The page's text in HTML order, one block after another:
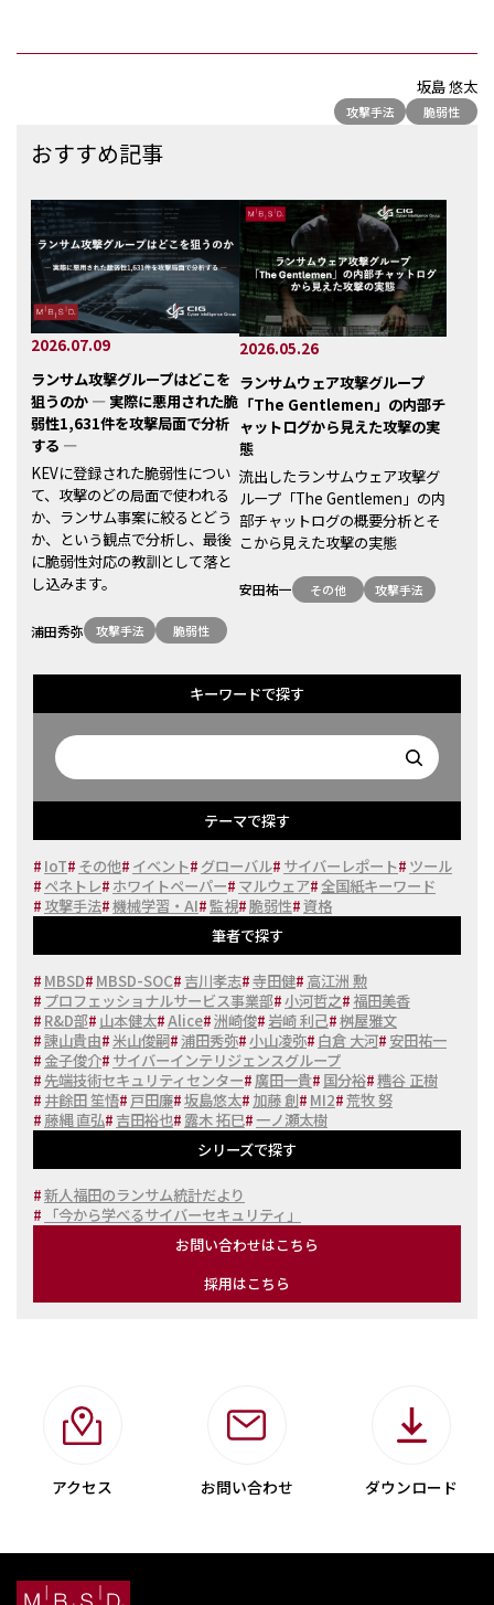
坂島 悠太
攻撃手法 脆弱性
おすすめ記事
2026.07.09
ランサム攻撃グループはどこを
狙うのか ― 実際に悪用された脆
弱性1,631件を攻撃局面で分析
する ―
KEVに登録された脆弱性につい
て、攻撃のどの局面で使われる
か、ランサム事案に絞るとどう
か、という観点で分析し、最後
に脆弱性対応の教訓として落と
し込みます。
浦田秀弥 攻撃手法 脆弱性
2026.05.26
ランサムウェア攻撃グループ
「The Gentlemen」の内部チ
ャットログから見えた攻撃の実
態
流出したランサムウェア攻撃グ
ループ「The Gentlemen」の内
部チャットログの概要分析とそ
こから見えた攻撃の実態
安田祐一 その他 攻撃手法
キーワードで探す
テーマで探す
# IoT# その他# イベント# グローバル# サイバーレポート# ツール
# ペネトレ# ホワイトペーパー# マルウェア#全国紙キーワード
# 攻撃手法#機械学習・AI#監視#脆弱性#資格
筆者で探す
# MBSD# MBSD-SOC# 吉川孝志#寺田健# 高江洲 勲
# プロフェッショナルサービス事業部#小河哲之# 福田美香
# R&D部# 山本健太#Alice#洲崎俊# 岩崎 利己#桝屋雅文
#諌山貴由#米山俊嗣#浦田秀弥#小山凌弥# 白倉 大河# 安田祐一
#金子俊介# サイバーインテリジェンスグループ
# 先端技術セキュリティセンター#廣田一貴# 国分裕#糟谷 正樹
# 井餘田 笙悟# 戸田廉#坂島悠太# 加藤 創# MI2#荒牧 努
# 藤縄 直弘# 吉田裕也# 露木 拓巳#一ノ瀬太樹
シリーズで探す
#新人福田のランサム統計だより
#
「今から学べるサイバーセキュリティ」
お問い合わせはこちら
採用はこちら
アクセス お問い合わせ ダウンロード